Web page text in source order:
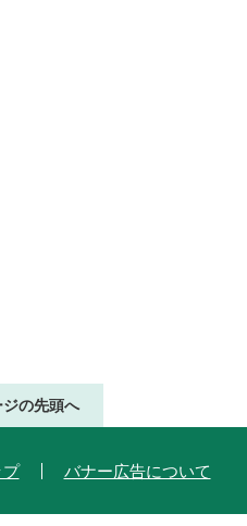
の先頭へ
バナー広告について